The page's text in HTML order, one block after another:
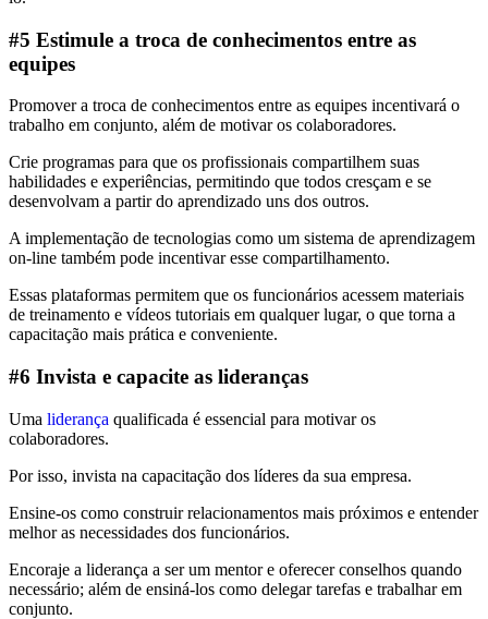
#5 Estimule a troca de conhecimentos entre as
equipes
Promover a troca de conhecimentos entre as equipes incentivará o
trabalho em conjunto, além de motivar os colaboradores.
Crie programas para que os profissionais compartilhem suas
habilidades e experiências, permitindo que todos cresçam e se
desenvolvam a partir do aprendizado uns dos outros.
A implementação de tecnologias como um sistema de aprendizagem
on-line também pode incentivar esse compartilhamento.
Essas plataformas permitem que os funcionários acessem materiais
de treinamento e vídeos tutoriais em qualquer lugar, o que torna a
capacitação mais prática e conveniente.
#6 Invista e capacite as lideranças
Uma liderança qualificada é essencial para motivar os
colaboradores.
Por isso, invista na capacitação dos líderes da sua empresa.
Ensine-os como construir relacionamentos mais próximos e entender
melhor as necessidades dos funcionários.
Encoraje a liderança a ser um mentor e oferecer conselhos quando
necessário; além de ensiná-los como delegar tarefas e trabalhar em
conjunto.